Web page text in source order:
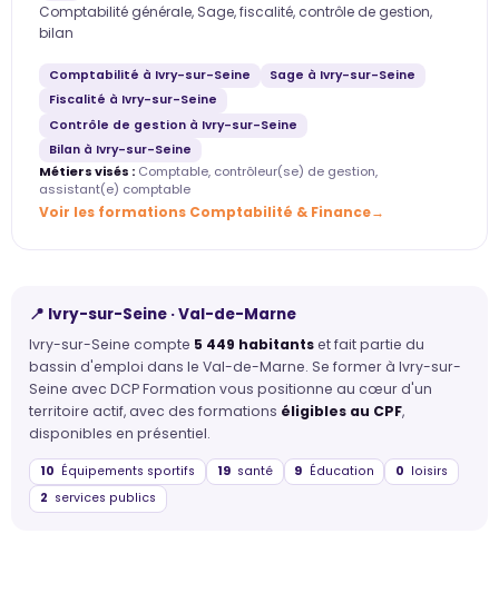
Comptabilité générale, Sage, fiscalité, contrôle de gestion,
bilan
Comptabilité à Ivry-sur-Seine
Sage à Ivry-sur-Seine
Fiscalité à Ivry-sur-Seine
Contrôle de gestion à Ivry-sur-Seine
Bilan à Ivry-sur-Seine
Métiers visés : Comptable, contrôleur(se) de gestion,
assistant(e) comptable
Voir les formations Comptabilité & Finance
📍 Ivry-sur-Seine · Val-de-Marne
Ivry-sur-Seine compte 5 449 habitantset fait partie du
bassin d'emploi dans le Val-de-Marne. Se former à Ivry-sur-
Seine avec DCP Formation vous positionne au cœur d'un
territoire actif, avec des formations éligibles au CPF,
disponibles en présentiel.
10 Équipements sportifs 19 santé 9 Éducation 0 loisirs
2 services publics